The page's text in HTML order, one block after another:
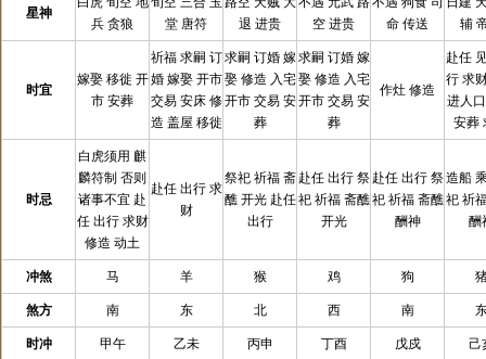
星神
兵 贪狼
堂 唐符
退 进贵
空 进贵
命 传送
辅
时宜
嫁娶 移徙 开
市 安葬
祈福 求嗣 订
婚 嫁娶 开市
交易 安床 修
造 盖屋 移徙
求嗣 订婚 嫁
娶 修造 入宅
开市 交易 安
葬
求嗣 订婚 嫁
娶 修造 入宅
开市 交易 安
葬
作灶 修造
赴任
行 求
进人
安葬
时忌
白虎须用 麒
麟符制 否则
诸事不宜 赴
任 出行 求财
修造 动土
赴任 出行 求
财
祭祀 祈福 斋
醮 开光 赴任
出行
赴任 出行 祭
祀 祈福 斋醮
开光
赴任 出行 祭
祀 祈福 斋醮
酬神
造船
祀 祈
酬
冲煞 马 羊 猴 鸡 狗
煞方 南 东 北 西 南
时冲 甲午 乙未 丙申 丁酉 戊戍 己